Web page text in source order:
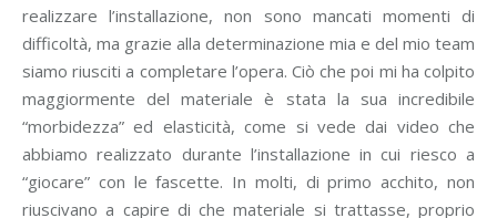
realizzare l’installazione, non sono mancati momenti di
difficoltà, ma grazie alla determinazione mia e del mio team
siamo riusciti a completare l’opera. Ciò che poi mi ha colpito
maggiormente del materiale è stata la sua incredibile
“morbidezza” ed elasticità, come si vede dai video che
abbiamo realizzato durante l’installazione in cui riesco a
“giocare” con le fascette. In molti, di primo acchito, non
riuscivano a capire di che materiale si trattasse, proprio